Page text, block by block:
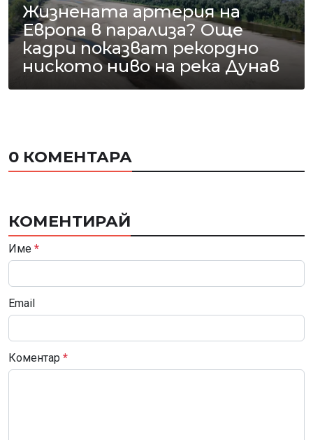
Жизнената артерия на
Европа в парализа? Още
кадри показват рекордно
ниското ниво на река Дунав
0 КОМЕНТАРА
КОМЕНТИРАЙ
Име *
Email
Коментар *